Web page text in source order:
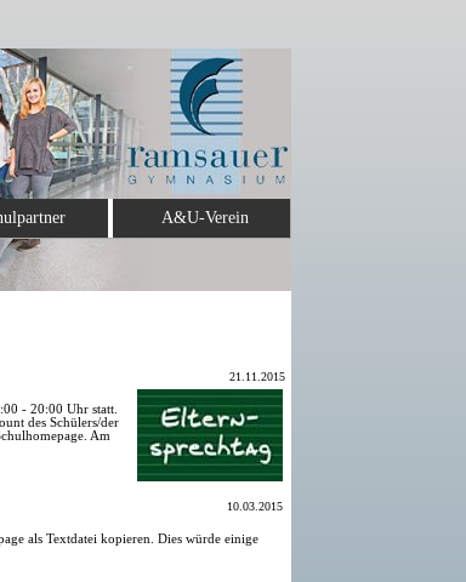
A&U-Verein
21.11.2015
- 20:00 Uhr statt.
des Schülers/der
Am
10.03.2015
als Textdatei kopieren. Dies würde einige